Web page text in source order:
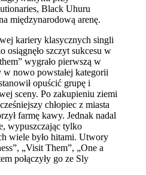
Black Uhuru
międzynarodową arenę.
kariery klasycznych singli
osiągnęło szczyt sukcesu w
wygrało pierwszą w
nowo powstałej kategorii
opuścić grupę i
sceny. Po zakupieniu ziemi
chłopiec z miasta
farmę kawy. Jednak nadal
wypuszczając tylko
wiele było hitami. Utwory
„Visit Them”, „One a
połączyły go ze Sly